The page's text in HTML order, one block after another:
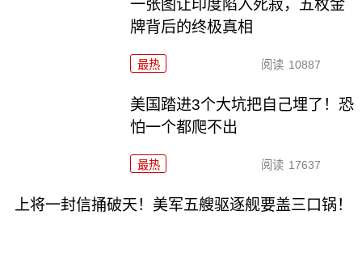
一张图让印度陷入死寂，五枚金
牌背后的终极真相
最热 阅读 10887
美国踏进3个大坑把自己埋了！恐
怕一个都爬不出
最热 阅读 17637
上将一封信捅破天！美军五艘驱逐舰要盖三口锅！